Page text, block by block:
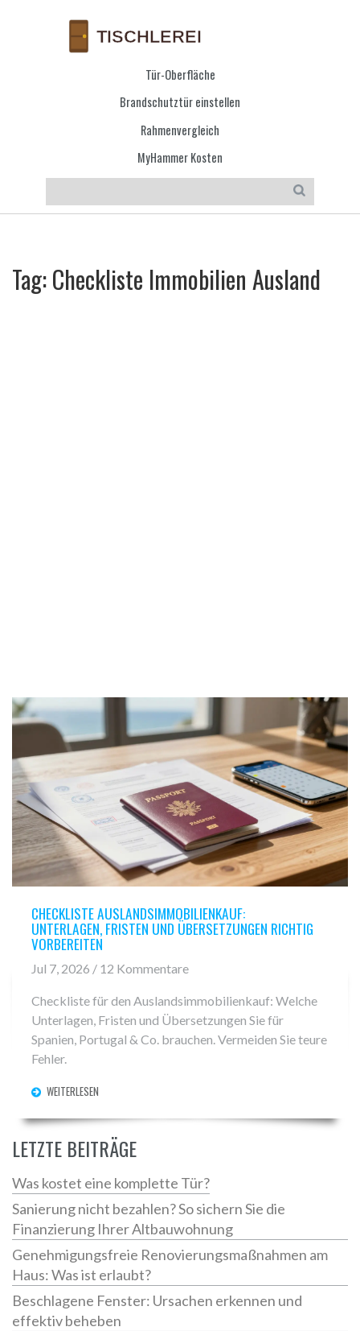
Tür-Oberfläche
Brandschutztür einstellen
Rahmenvergleich
MyHammer Kosten
Tag: Checkliste Immobilien Ausland
CHECKLISTE AUSLANDSIMMOBILIENKAUF:
UNTERLAGEN, FRISTEN UND ÜBERSETZUNGEN RICHTIG
VORBEREITEN
Jul 7, 2026 / 12 Kommentare
Checkliste für den Auslandsimmobilienkauf: Welche
Unterlagen, Fristen und Übersetzungen Sie für
Spanien, Portugal & Co. brauchen. Vermeiden Sie teure
Fehler.
WEITERLESEN
LETZTE BEITRÄGE
Was kostet eine komplette Tür?
Sanierung nicht bezahlen? So sichern Sie die
Finanzierung Ihrer Altbauwohnung
Genehmigungsfreie Renovierungsmaßnahmen am
Haus: Was ist erlaubt?
Beschlagene Fenster: Ursachen erkennen und
effektiv beheben